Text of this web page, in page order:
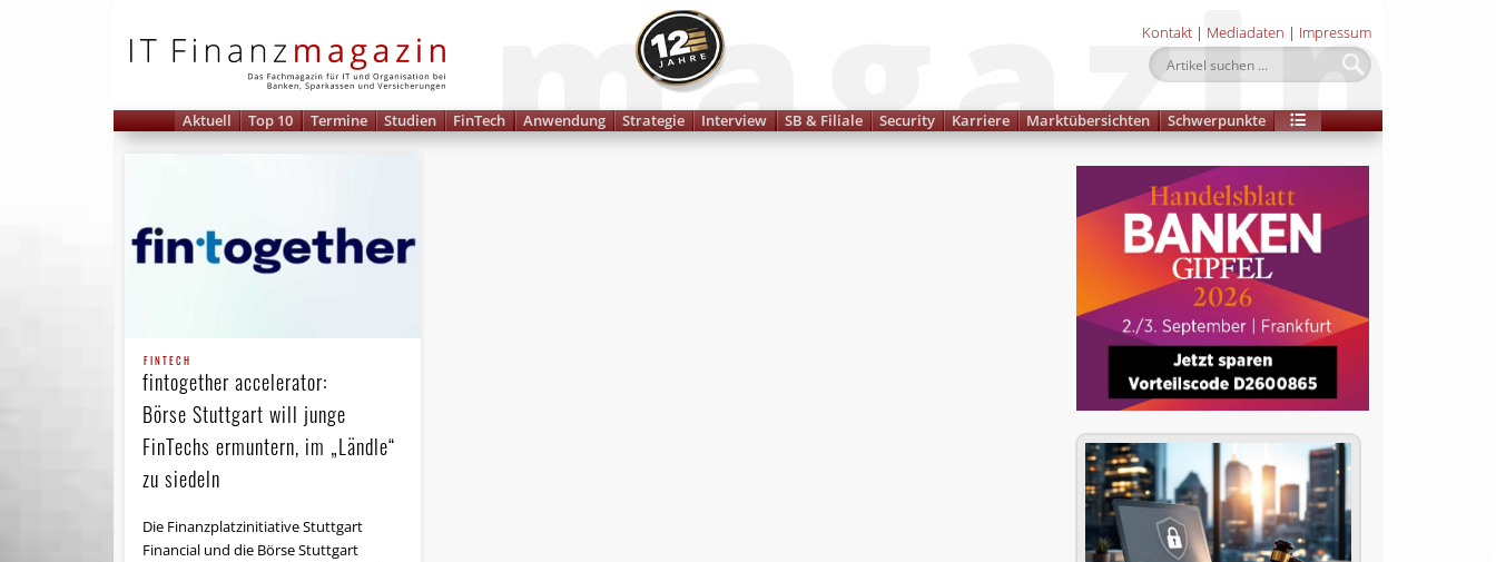
Kontakt | Mediadaten | Impressum
Aktuell Top 10 Termine Studien FinTech Anwendung Strategie Interview SB & Filiale Security Karriere Marktübersichten Schwerpunkte
FINTECH
fintogether accelerator:
Börse Stuttgart will junge
FinTechs ermuntern, im „Ländle“
zu siedeln
Die Finanzplatzinitiative Stuttgart
Financial und die Börse Stuttgart